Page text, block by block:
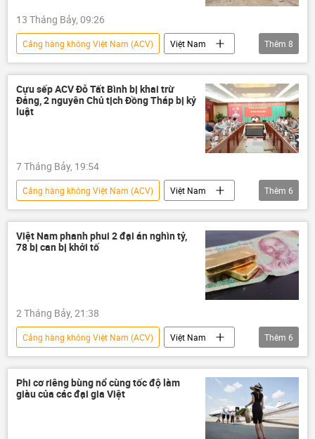
13 Tháng Bảy, 09:26
Cảng hàng không Việt Nam (ACV)
Việt Nam
Long Thành
Sân bay Long Thành
dự án
Sân bay
hàng không
Hàng Không Việt Nam
cảng hàng không
Thêm 8
Cựu sếp ACV Đỗ Tất Bình bị khai trừ
Đảng, 2 nguyên Chủ tịch Đồng Tháp bị kỷ
luật
7 Tháng Bảy, 19:54
Cảng hàng không Việt Nam (ACV)
Việt Nam
Chính trị
thông tin
khai trừ
Đảng Cộng sản Việt Nam
kỷ luật
kỷ luật Đảng
Thêm 6
Việt Nam phanh phui 2 đại án nghìn tỷ,
78 bị can bị khởi tố
2 Tháng Bảy, 21:38
Cảng hàng không Việt Nam (ACV)
Việt Nam
Bộ Công an Việt Nam
tài chính
Tân Sơn Nhất
điều tra
đồng tiền
Thêm 6
Phi cơ riêng bùng nổ cùng tốc độ làm
giàu của các đại gia Việt